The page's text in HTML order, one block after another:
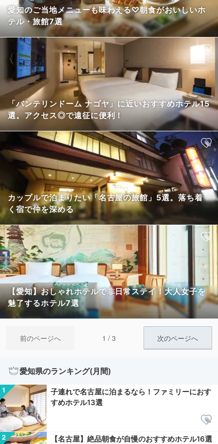
愛知のご当地メニューも味わえる♡朝食がおいしいホ
テル・旅館7選
「バンテリンドーム ナゴヤ」に近いおすすめホテル15
選。アクセス◎で遠征に便利！
カップルで泊まりたい「名古屋の旅館」5選。落ち着
く宿で仲を深める
【愛知】おしゃれホテルで非日常ステイ！大人女子を
魅了するホテル7選
前のページへ 1 / 3 次のページへ
愛知県のランキング(月間)
子連れで名古屋に泊まるなら！ファミリーにおす
すめホテル13選
【名古屋】絶品朝食が自慢のおすすめホテル16選